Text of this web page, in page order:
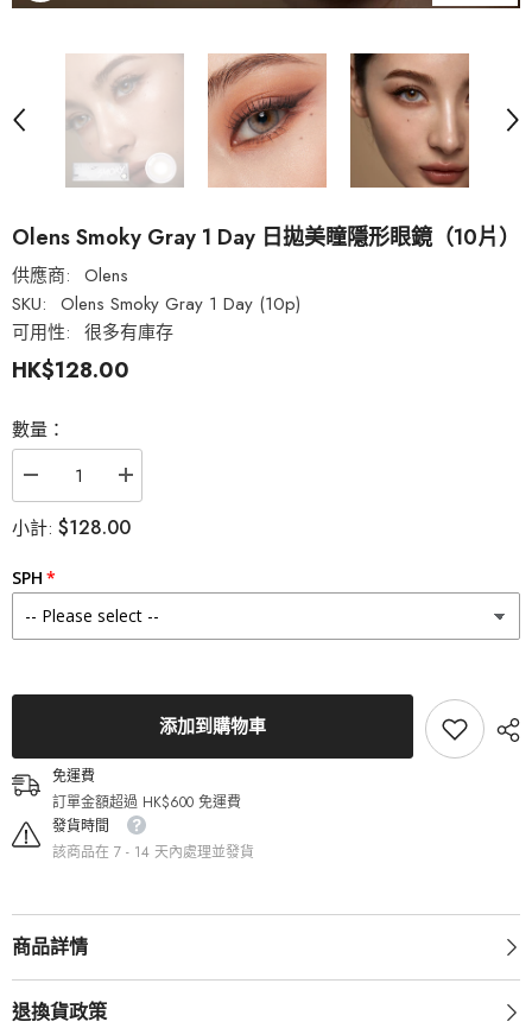
Olens Smoky Gray 1 Day 日拋美瞳隱形眼鏡（10片）
供應商: Olens
SKU: Olens Smoky Gray 1 Day (10p)
可用性: 很多有庫存
HK$128.00
數量：
Olens
1
Day
日
拋
眼
鏡
（10
片）
的
增
Olens
Day
日
拋
眼
（10
片）
的
小計: $128.00
SPH
添加到購物車
免運費
訂單金額超過 HK$600 免運費
發貨時間
該商品在 7 - 14 天內處理並發貨
商品詳情
退換貨政策